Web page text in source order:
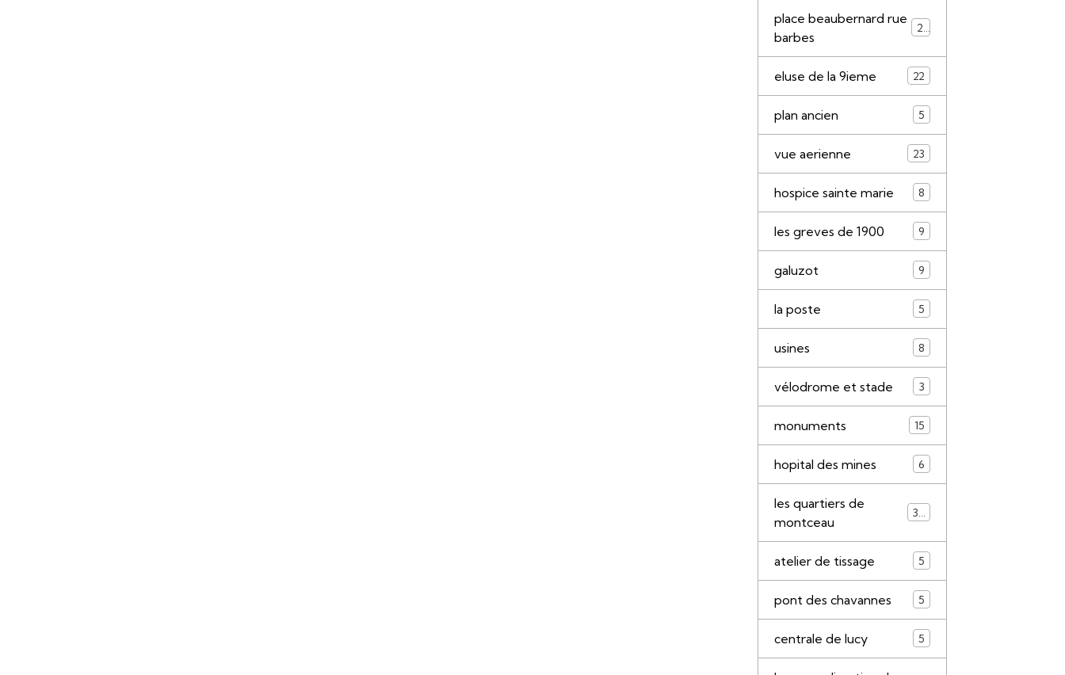
place beaubernard rue
barbes
21
eluse de la 9ieme 22
plan ancien 5
vue aerienne 23
hospice sainte marie 8
les greves de 1900 9
galuzot 9
la poste 5
usines 8
vélodrome et stade 3
monuments 15
hopital des mines 6
les quartiers de
montceau
34
atelier de tissage 5
pont des chavannes 5
centrale de lucy 5